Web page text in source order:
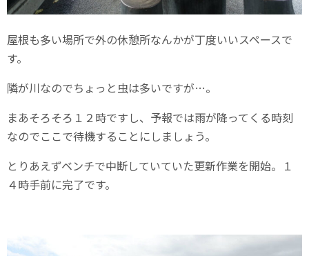
屋根も多い場所で外の休憩所なんかが丁度いいスペースで
す。
隣が川なのでちょっと虫は多いですが…。
まあそろそろ１２時ですし、予報では雨が降ってくる時刻
なのでここで待機することにしましょう。
とりあえずベンチで中断していていた更新作業を開始。１
４時手前に完了です。